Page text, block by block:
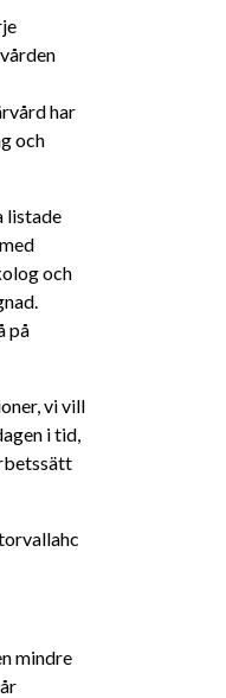
har
och
listade
och
på
vi vill
i tid,
mindre